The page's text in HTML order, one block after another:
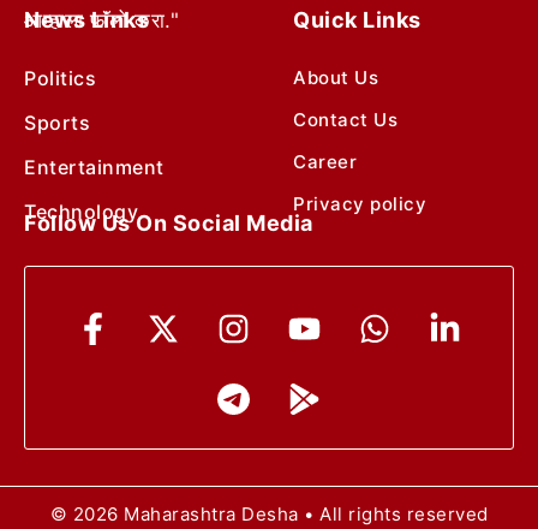
आम्हाला फॉलो करा."
News Links
Politics
Sports
Entertainment
Technology
Quick Links
About Us
Contact Us
Career
Privacy policy
Follow Us On Social Media
© 2026 Maharashtra Desha • All rights reserved